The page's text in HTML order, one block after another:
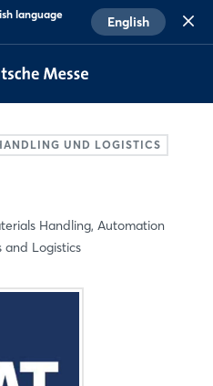
language
English
UND LOGISTICS
Handling, Automation
and Logistics